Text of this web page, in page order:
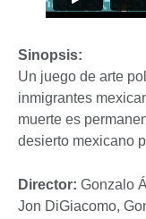
Sinopsis:
Un juego de arte
inmigrantes
muerte es
desierto mexicano
Director: Gonzalo
Jon DiGiacomo,